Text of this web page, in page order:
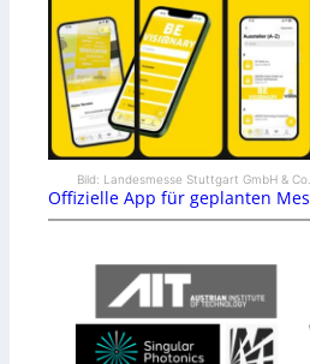
Bild: Landesmesse Stuttgart GmbH &
Offizielle App für geplanten